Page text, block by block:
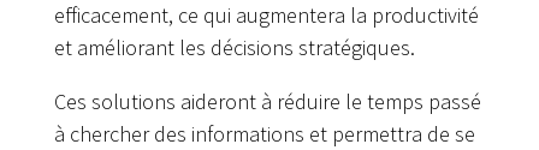
efficacement, ce qui augmentera la productivité
et améliorant les décisions stratégiques.
Ces solutions aideront à réduire le temps passé
à chercher des informations et permettra de se